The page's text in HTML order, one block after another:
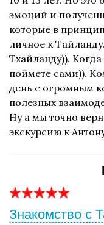
эмоций и
которые в
личное к
Тхайланду)).
поймете сами)).
день с огромным
полезных
Ну а мы точно
экскурсию к
Знакомство с